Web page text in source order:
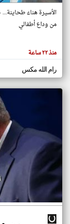
المقالات
الموجوده
هنا عن
وجهة
نظر
كاتبيها.
الأسيرة هناء
من وداع أطفالي
منذ ٢٢ ساعة
رام الله مكس